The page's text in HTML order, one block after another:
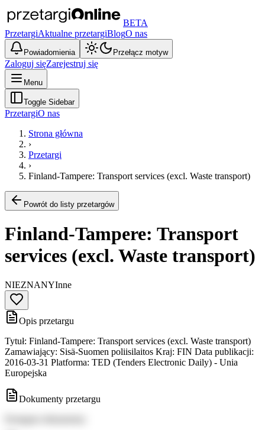
BETA
PrzetargiAktualne przetargiBlogO nas
Powiadomienia Przełącz motyw
Zaloguj sięZarejestruj się
Menu
Toggle Sidebar
PrzetargiO nas
Strona główna
›
Przetargi
›
Finland-Tampere: Transport services (excl. Waste transport)
Powrót do listy przetargów
Finland-Tampere: Transport
services (excl. Waste transport)
NIEZNANYInne
Opis przetargu
Tytuł: Finland-Tampere: Transport services (excl. Waste transport)
Zamawiający: Sisä-Suomen poliisilaitos Kraj: FIN Data publikacji:
2016-03-31 Platforma: TED (Tenders Electronic Daily) - Unia
Europejska
Dokumenty przetargu